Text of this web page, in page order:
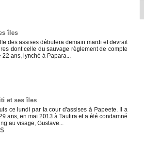
îles
des assises débutera demain mardi et devrait
dont celle du sauvage règlement de compte
ans, lynché à Papara...
et ses îles
ce lundi par la cour d'assises à Papeete. Il a
ans, en mai 2013 à Tautira et a été condamné
au visage, Gustave...